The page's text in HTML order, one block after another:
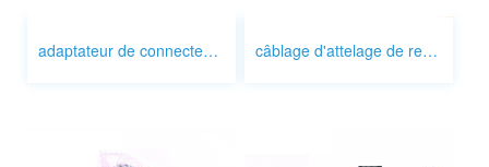
adaptateur de connecteurs de feux de remorque câblage d'attelage de remorque